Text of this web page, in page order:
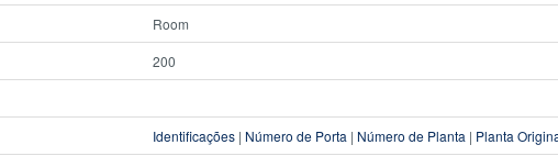
Room
200
Identificações | Número de Porta | Número de Planta | Planta